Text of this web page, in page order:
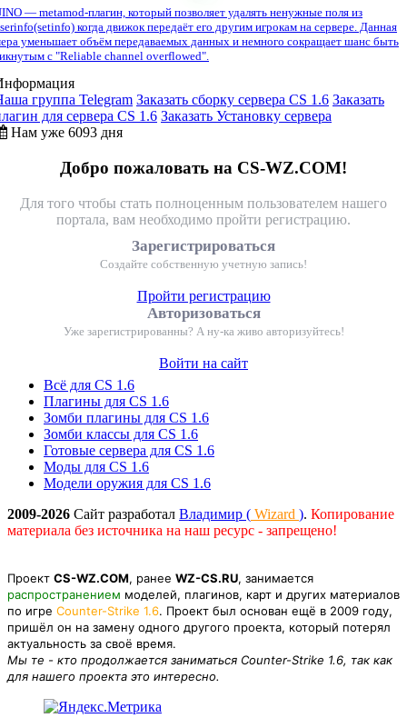
— metamod-плагин, который позволяет удалять ненужные поля из
когда движок передаёт его другим игрокам на сервере. Данная
уменьшает объём передаваемых данных и немного сокращает шанс быть
с "Reliable channel overflowed".
группа Telegram Заказать сборку сервера CS 1.6 Заказать
для сервера CS 1.6 Заказать Установку сервера
Нам уже 6093 дня
Добро пожаловать на CS-WZ.COM!
Для того чтобы стать полноценным пользователем нашего
портала, вам необходимо пройти регистрацию.
Зарегистрироваться
Создайте собственную учетную запись!
Пройти регистрацию
Авторизоваться
Уже зарегистрированны? А ну-ка живо авторизуйтесь!
Войти на сайт
Всё для CS 1.6
Плагины для CS 1.6
Зомби плагины для CS 1.6
Зомби классы для CS 1.6
Готовые сервера для CS 1.6
Моды для CS 1.6
Модели оружия для CS 1.6
2009-2026 Сайт разработал Владимир ( Wizard ). Копирование
материала без источника на наш ресурс - запрещено!
Проект CS-WZ.COM, ранее WZ-CS.RU, занимается
распространением моделей, плагинов, карт и других материалов
по игре Counter-Strike 1.6. Проект был основан ещё в 2009 году,
пришёл он на замену одного другого проекта, который потерял
актуальность за своё время.
Мы те - кто продолжается заниматься Counter-Strike 1.6, так как
для нашего проекта это интересно.